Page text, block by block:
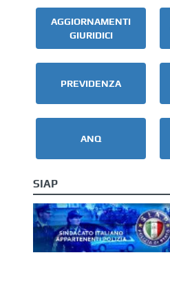
AGGIORNAMENTI
GIURIDICI
PREVIDENZA
ANQ
SIAP